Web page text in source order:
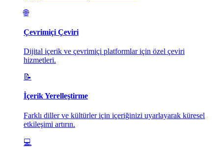
🌐
Çevrimiçi Çeviri
Dijital içerik ve çevrimiçi platformlar için özel çeviri
hizmetleri.
📝
İçerik Yerelleştirme
Farklı diller ve kültürler için içeriğinizi uyarlayarak küresel
etkileşimi artırın.
💻